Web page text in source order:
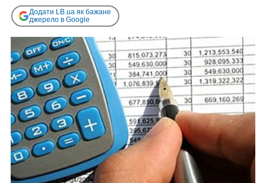
Додати LB.ua як бажане
джерело в Google